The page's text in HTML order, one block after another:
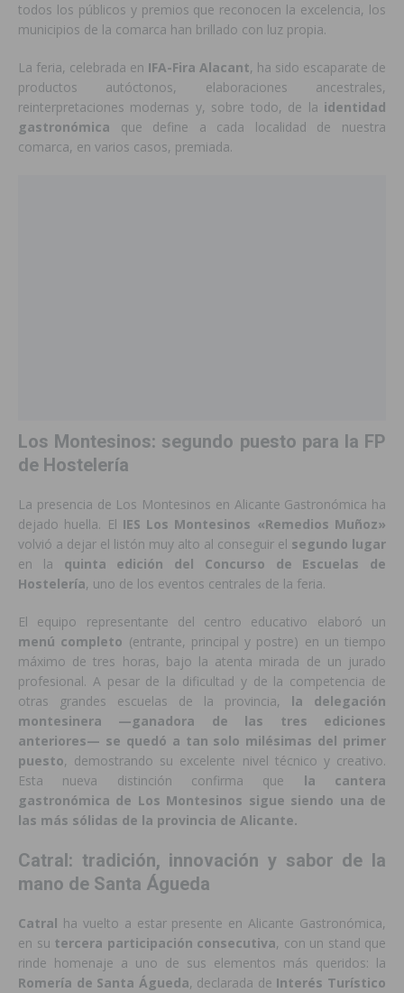
todos los públicos y premios que reconocen la excelencia, los
municipios de la comarca han brillado con luz propia.
La feria, celebrada en IFA-Fira Alacant, ha sido escaparate de
productos autóctonos, elaboraciones ancestrales,
reinterpretaciones modernas y, sobre todo, de la identidad
gastronómica que define a cada localidad de nuestra
comarca, en varios casos, premiada.
Los Montesinos: segundo puesto para la FP
de Hostelería
La presencia de Los Montesinos en Alicante Gastronómica ha
dejado huella. El IES Los Montesinos «Remedios Muñoz»
volvió a dejar el listón muy alto al conseguir el segundo lugar
en la quinta edición del Concurso de Escuelas de
Hostelería, uno de los eventos centrales de la feria.
El equipo representante del centro educativo elaboró un
menú completo (entrante, principal y postre) en un tiempo
máximo de tres horas, bajo la atenta mirada de un jurado
profesional. A pesar de la dificultad y de la competencia de
otras grandes escuelas de la provincia, la delegación
montesinera —ganadora de las tres ediciones
anteriores— se quedó a tan solo milésimas del primer
puesto, demostrando su excelente nivel técnico y creativo.
Esta nueva distinción confirma que la cantera
gastronómica de Los Montesinos sigue siendo una de
las más sólidas de la provincia de Alicante.
Catral: tradición, innovación y sabor de la
mano de Santa Águeda
Catral ha vuelto a estar presente en Alicante Gastronómica,
en su tercera participación consecutiva, con un stand que
rinde homenaje a uno de sus elementos más queridos: la
Romería de Santa Águeda, declarada de Interés Turístico